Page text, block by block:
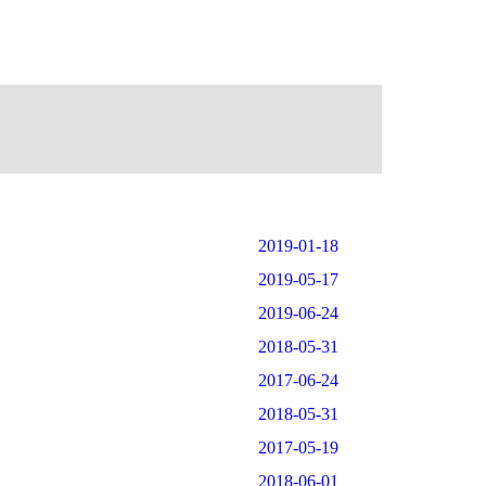
2019-01-18
2019-05-17
2019-06-24
2018-05-31
2017-06-24
2018-05-31
2017-05-19
2018-06-01